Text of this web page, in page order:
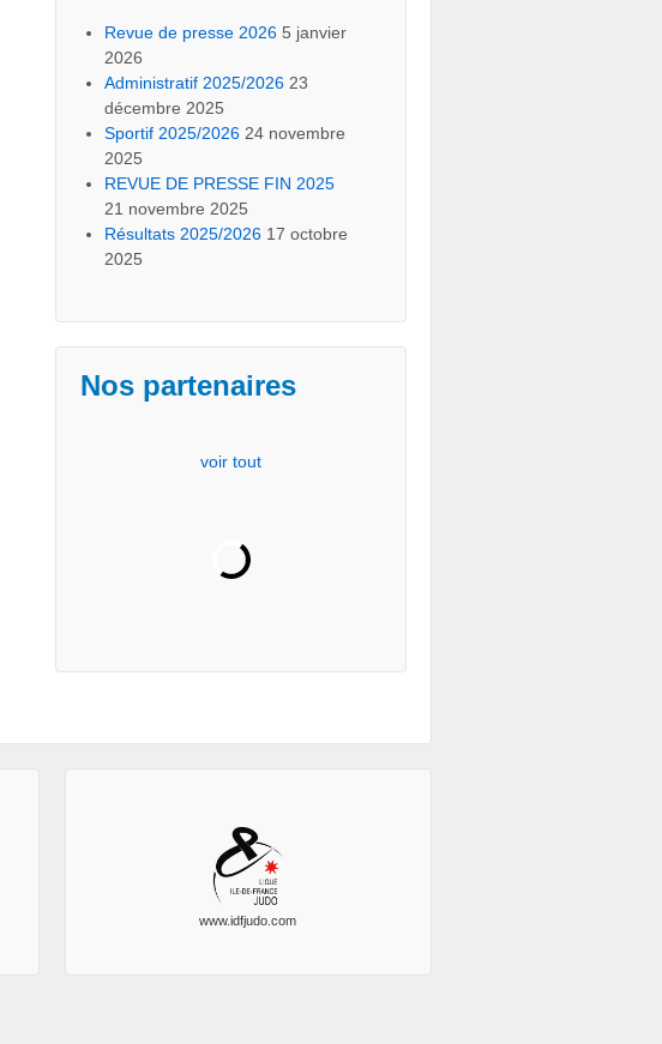
Revue de presse 2026 5 janvier
2026
Administratif 2025/2026 23
décembre 2025
Sportif 2025/2026 24 novembre
2025
REVUE DE PRESSE FIN 2025
21 novembre 2025
Résultats 2025/2026 17 octobre
2025
Nos partenaires
voir tout
www.idfjudo.com